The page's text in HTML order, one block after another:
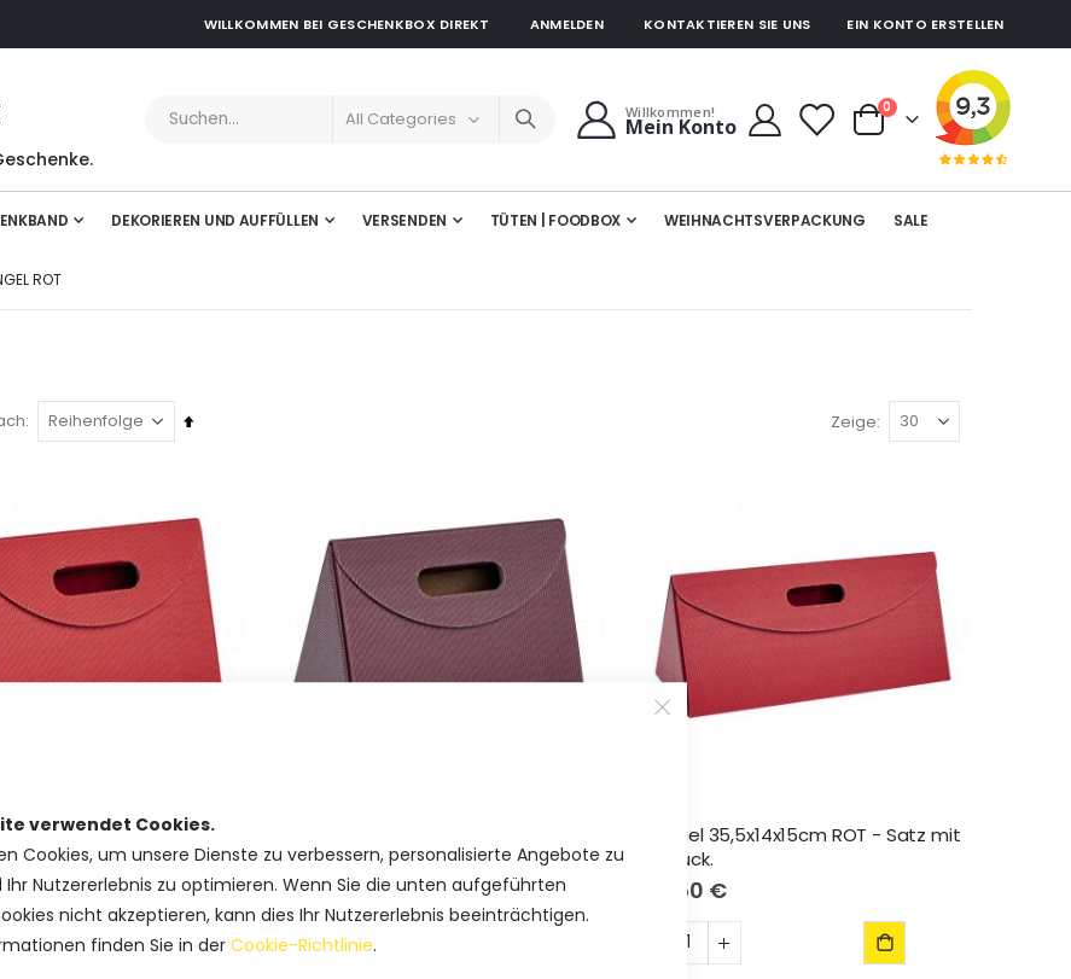
verwendet Cookies.
Cookies, um unsere Dienste zu verbessern, personalisierte Angebote zu
Ihr Nutzererlebnis zu optimieren. Wenn Sie die unten aufgeführten
nicht akzeptieren, kann dies Ihr Nutzererlebnis beeinträchtigen.
finden Sie in der Cookie-Richtlinie.
WILLKOMMEN BEI GESCHENKBOX DIREKT ANMELDEN KONTAKTIEREN SIE UNS EIN KONTO ERSTELLEN
Willkommen!
Mein Konto Cart
0Artikel
DEKORIEREN UND AUFFÜLLEN VERSENDEN TÜTEN | FOODBOX WEIHNACHTSVERPACKUNG SALE
ROT
Absteigend
Zeige
ROT - Satz mit 35
mit 35 Stück.
95,00 €
Triangel 35,5x14x15cm ROT - Satz mit
35 Stück.
102,50 €